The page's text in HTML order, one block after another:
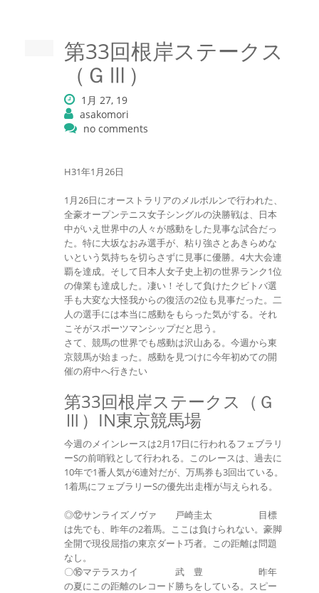
第33回根岸ステークス
（ＧⅢ）
1月 27, 19
asakomori
no comments
H31年1月26日
1月26日にオーストラリアのメルボルンで行われた、
全豪オープンテニス女子シングルの決勝戦は、日本
中がいえ世界中の人々が感動をした見事な試合だっ
た。特に大坂なおみ選手が、粘り強さとあきらめな
いという気持ちを切らさずに見事に優勝。4大大会連
覇を達成。そして日本人女子史上初の世界ランク1位
の偉業も達成した。凄い！そして負けたクビトバ選
手も大変な大怪我からの復活の2位も見事だった。二
人の選手には本当に感動をもらった気がする。それ
こそがスポーツマンシップだと思う。
さて、競馬の世界でも感動は沢山ある。今週から東
京競馬が始まった。感動を見つけに今年初めての開
催の府中へ行きたい
第33回根岸ステークス（Ｇ
Ⅲ）IN東京競馬場
今週のメインレースは2月17日に行われるフェブラリ
ーSの前哨戦として行われる。このレースは、過去に
10年で1番人気が6連対だが、万馬券も3回出ている。
1着馬にフェブラリーSの優先出走権が与えられる。
◎⑫サンライズノヴァ 戸崎圭太 目標
は先でも、昨年の2着馬。ここは負けられない。豪脚
全開で現役屈指の東京ダート巧者。この距離は問題
なし。
〇⑯マテラスカイ 武 豊 昨年
の夏にこの距離のレコード勝ちをしている。スピー